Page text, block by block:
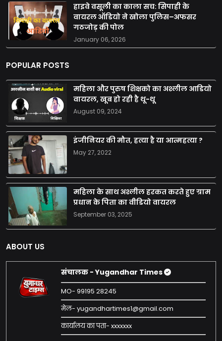
हाइवे वसूली का काला सच: सिपाही के
वायरल ऑडियो ने खोला पुलिस–अफसर
गठजोड़ की पोल
January 06, 2026
POPULAR POSTS
महिला और पुरुष शिक्षको का अश्लील आडियो
वायरल, खूब हो रही है थू-थू
August 09, 2024
इंजीनियर की मौत, हत्या है या आत्महत्या ?
May 27, 2022
महिला के साथ अश्लील हरकत करते हुए ग्राम
प्रधान के पिता का वीडियो वायरल
September 03, 2025
ABOUT US
संचालक - Yugandhar Times
MO- 99195 28245
मेल- yugandhartimes1@gmail.com
कार्यालय का पता- xxxxxxx